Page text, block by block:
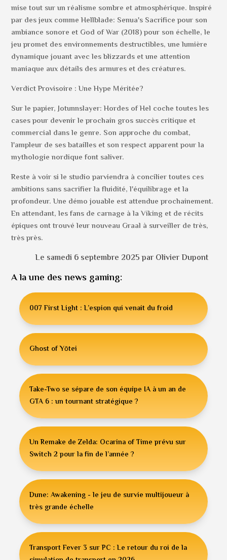
mise tout sur un réalisme sombre et atmosphérique. Inspiré
par des jeux comme Hellblade: Senua's Sacrifice pour son
ambiance sonore et God of War (2018) pour son échelle, le
jeu promet des environnements destructibles, une lumière
dynamique jouant avec les blizzards et une attention
maniaque aux détails des armures et des créatures.
Verdict Provisoire : Une Hype Méritée?
Sur le papier, Jotunnslayer: Hordes of Hel coche toutes les
cases pour devenir le prochain gros succès critique et
commercial dans le genre. Son approche du combat,
l'ampleur de ses batailles et son respect apparent pour la
mythologie nordique font saliver.
Reste à voir si le studio parviendra à concilier toutes ces
ambitions sans sacrifier la fluidité, l'équilibrage et la
profondeur. Une démo jouable est attendue prochainement.
En attendant, les fans de carnage à la Viking et de récits
épiques ont trouvé leur nouveau Graal à surveiller de très,
très près.
Le samedi 6 septembre 2025 par Olivier Dupont
A la une des news gaming:
007 First Light : L’espion qui venait du froid
Ghost of Yōtei
Take-Two se sépare de son équipe IA à un an de
GTA 6 : un tournant stratégique ?
Un Remake de Zelda: Ocarina of Time prévu sur
Switch 2 pour la fin de l’année ?
Dune: Awakening - le jeu de survie multijoueur à
très grande échelle
Transport Fever 3 sur PC : Le retour du roi de la